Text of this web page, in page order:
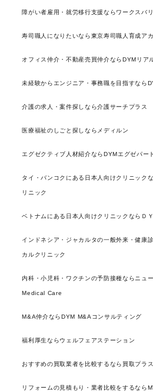
障がい者雇用・就労移行支援ならワークスバ
寿司職人になりたいなら東京寿司職人育成ア
オフィス仲介・不動産売買仲介ならDYMリア
未経験からエンジニア・事務職を目指すなら
介護の求人・案件探しなら介護サーチプラス
医療福祉のしごと探しならメディルン
エグゼクティブ人材紹介ならDYMエグゼパート
タイ・バンコクにある日本人向けクリニック
リニック
ベトナムにある日本人向けクリニックならＤ
インドネシア・ジャカルタの一般外来・健康
カルクリニック
内科・小児科・ワクチンの予防接種ならニュ
Medical Care
M&A仲介ならDYM M&Aコンサルティング
福利厚生ならウェルフェアステーション
おすすめの買取業者を比較するなら買取プラス
リフォームの見積もり・業者比較をするなら